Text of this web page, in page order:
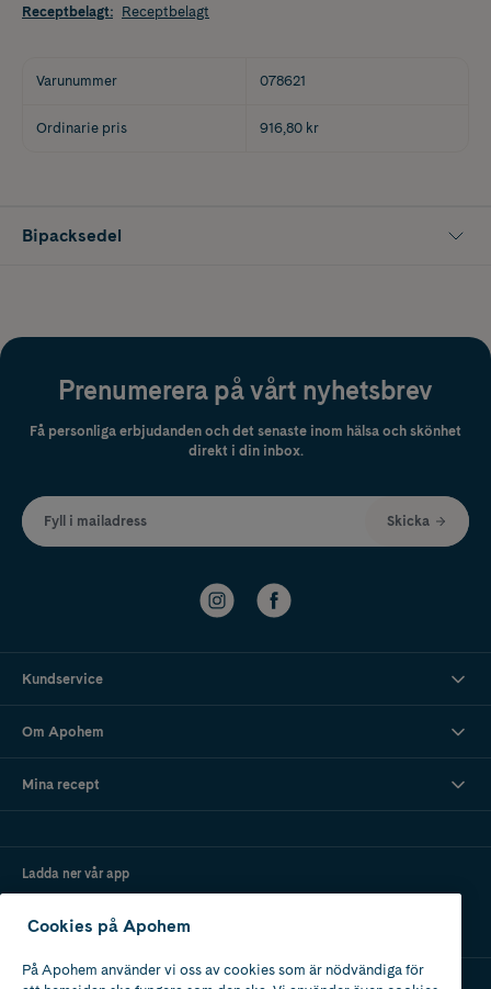
Receptbelagt: Receptbelagt
Varunummer 078621
Ordinarie pris 916,80 kr
Bipacksedel
Prenumerera på vårt nyhetsbrev
Få personliga erbjudanden och det senaste inom hälsa och skönhet
direkt i din inbox.
Fyll i mailadress Skicka
Kundservice
Om Apohem
Mina recept
Ladda ner vår app
Cookies på Apohem
På Apohem använder vi oss av cookies som är nödvändiga för